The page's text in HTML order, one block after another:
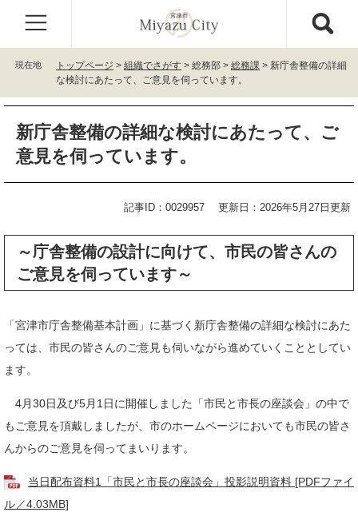
で
ば
現在地 トップページ > 組織でさがす > 総務部 > 総務課 > 新庁舎整備の詳細
な検討にあたって、ご意見を伺っています。
新庁舎整備の詳細な検討にあたって、ご
意見を伺っています。
記事ID：0029957 更新日：2026年5月27日更新
～庁舎整備の設計に向けて、市民の皆さんの
ご意見を伺っています～
「宮津市庁舎整備基本計画」に基づく新庁舎整備の詳細な検討にあた
っては、市民の皆さんのご意見も伺いながら進めていくこととしてい
ます。
4月30日及び5月1日に開催しました「市民と市長の座談会」の中で
もご意見を頂戴しましたが、市のホームページにおいても市民の皆さ
んからのご意見を伺ってまいります。
当日配布資料1「市民と市長の座談会」投影説明資料 [PDFファイ
ル／4.03MB]